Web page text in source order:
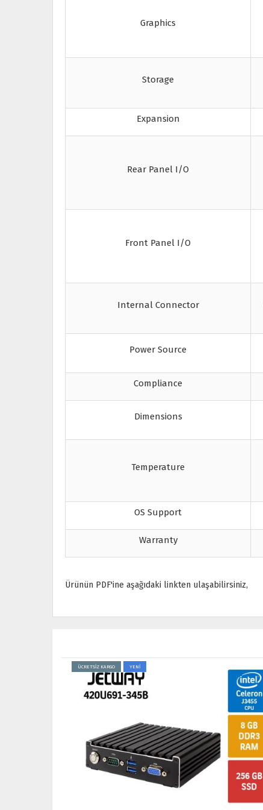
Graphics
Storage
Expansion
Rear Panel I/O
Front Panel I/O
Internal Connector
Power Source
Compliance
Dimensions
Temperature
OS Support
Warranty
Ürünün PDF'ine aşağıdaki linkten ulaşabilirsiniz,
ÜCRETSİZ KARGO